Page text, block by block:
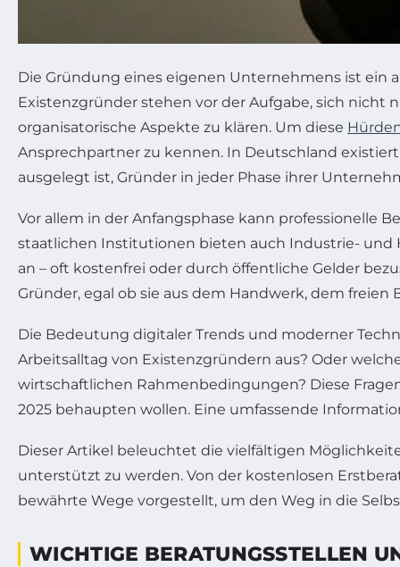
Die Gründung eines eigenen Unternehmens ist ein
Existenzgründer stehen vor der Aufgabe, sich nicht
organisatorische Aspekte zu klären. Um diese
Ansprechpartner zu kennen. In Deutschland
ausgelegt ist, Gründer in jeder Phase ihrer
Vor allem in der Anfangsphase kann professionelle
staatlichen Institutionen bieten auch Industrie- und
an – oft kostenfrei oder durch öffentliche Gelder
Gründer, egal ob sie aus dem Handwerk, dem
Die Bedeutung digitaler Trends und moderner
Arbeitsalltag von Existenzgründern aus? Oder
wirtschaftlichen Rahmenbedingungen? Diese
2025 behaupten wollen. Eine umfassende
Dieser Artikel beleuchtet die vielfältigen
unterstützt zu werden. Von der kostenlosen
bewährte Wege vorgestellt, um den Weg in die
WICHTIGE BERATUNGSSTELLEN